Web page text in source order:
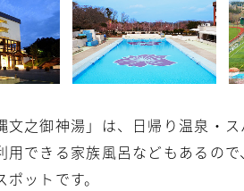
文之御神湯」は、日帰り温泉・
用できる家族風呂などもあるの
ットです。